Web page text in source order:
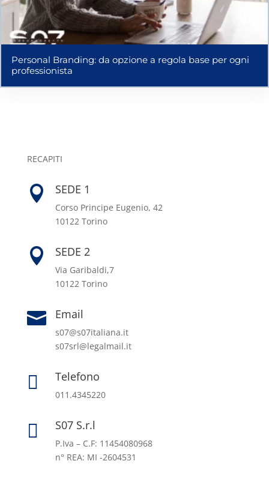
Personal Branding: da opzione a regola base per ogni
professionista
RECAPITI
 SEDE 1
Corso Principe Eugenio, 42
10122 Torino
 SEDE 2
Via Garibaldi,7
10122 Torino
 Email
s07@s07italiana.it
s07srl@legalmail.it
 Telefono
011.4345220
 S07 S.r.l
P.Iva – C.F: 11454080968
n° REA: MI -2604531